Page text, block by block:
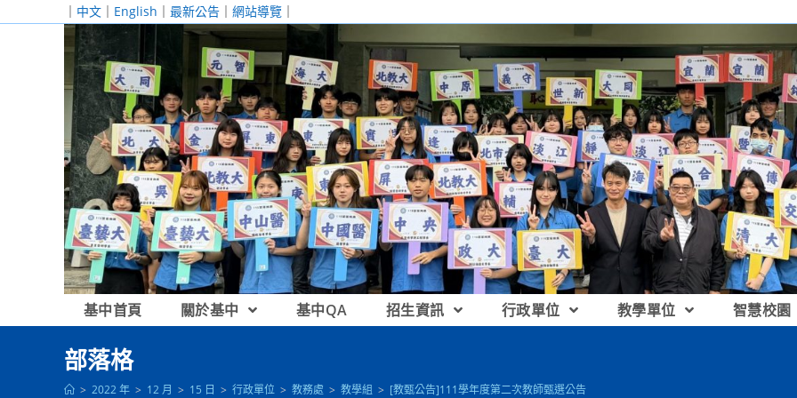
｜ 中文 ｜ English ｜ 最新公告 ｜ 網站導覽 ｜
基中首頁 關於基中 基中QA 招生資訊 行政單位 教學單位 智慧校園
部落格
> 2022 年 > 12 月 > 15 日 > 行政單位 > 教務處 > 教學組 > [教甄公告]111學年度第二次教師甄選公告